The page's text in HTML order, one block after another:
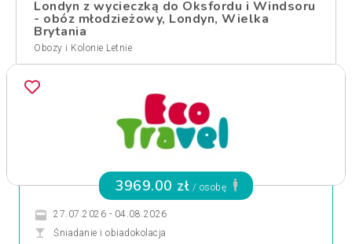
Londyn z wycieczką do Oksfordu i Windsoru
- obóz młodzieżowy, Londyn, Wielka
Brytania
Obozy i Kolonie Letnie
3969.00 zł / osobę
27.07.2026 - 04.08.2026
Śniadanie i obiadokolacja